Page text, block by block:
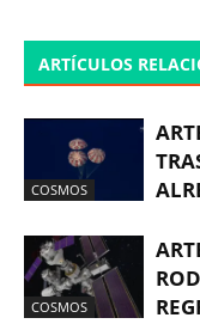
ARTÍCULOS
COSMOS
COSMOS